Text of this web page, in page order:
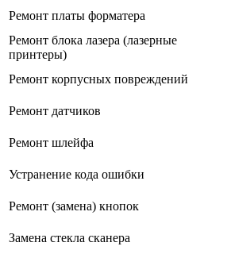
Ремонт платы форматера
Ремонт блока лазера (лазерные
принтеры)
Ремонт корпусных повреждений
Ремонт датчиков
Ремонт шлейфа
Устранение кода ошибки
Ремонт (замена) кнопок
Замена стекла сканера